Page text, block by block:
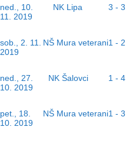
ned., 10.
11. 2019
NK Lipa 3 - 3
sob., 2. 11.
2019
NŠ Mura veterani1 - 2
ned., 27.
10. 2019
NK Šalovci 1 - 4
pet., 18.
10. 2019
NŠ Mura veterani1 - 3